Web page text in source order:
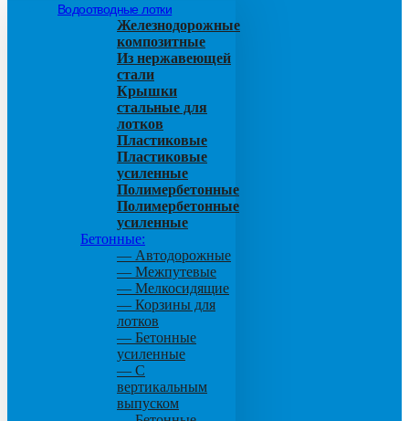
Водоотводные лотки
Железнодорожные
композитные
Из нержавеющей
стали
Крышки
стальные для
лотков
Пластиковые
Пластиковые
усиленные
Полимербетонные
Полимербетонные
усиленные
Бетонные:
— Автодорожные
— Межпутевые
— Мелкосидящие
— Корзины для
лотков
— Бетонные
усиленные
— С
вертикальным
выпуском